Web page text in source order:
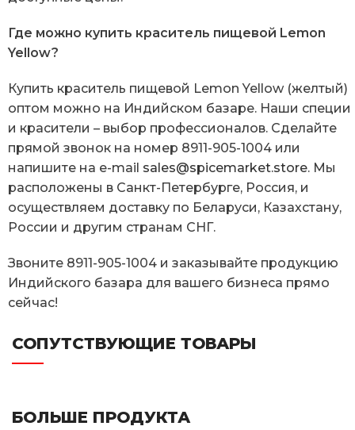
Где можно купить краситель пищевой Lemon
Yellow?
Купить краситель пищевой Lemon Yellow (желтый)
оптом можно на Индийском базаре. Наши специи
и красители – выбор профессионалов. Сделайте
прямой звонок на номер 8911-905-1004 или
напишите на e-mail sales@spicemarket.store. Мы
расположены в Санкт-Петербурге, Россия, и
осуществляем доставку по Беларуси, Казахстану,
России и другим странам СНГ.
Звоните 8911-905-1004 и заказывайте продукцию
Индийского базара для вашего бизнеса прямо
сейчас!
СОПУТСТВУЮЩИЕ ТОВАРЫ
БОЛЬШЕ ПРОДУКТА